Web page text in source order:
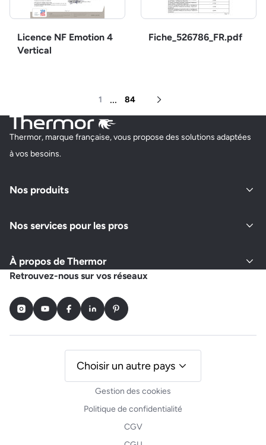
Licence NF Emotion 4
Vertical
Fiche_526786_FR.pdf
1 ... 84
Page suivante
Thermor, marque française, vous propose des solutions adaptées
à vos besoins.
Nos produits
Nos services pour les pros
À propos de Thermor
Retrouvez-nous sur vos réseaux
InstagramYoutubeFacebookLinkedInPinterest
Gestion des cookies
Politique de confidentialité
CGV
Choisir un autre pays